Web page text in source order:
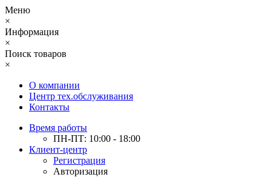
Меню
×
Информация
×
Поиск товаров
×
О компании
Центр тех.обслуживания
Контакты
Время работы
ПН-ПТ: 10:00 - 18:00
Клиент-центр
Регистрация
Авторизация